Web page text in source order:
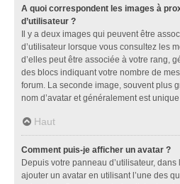
A quoi correspondent les images à
d’utilisateur ?
Il y a deux images qui peuvent être
d’utilisateur lorsque vous consultez les
d’elles peut être associée à votre rang,
des blocs indiquant votre nombre de
forum. La seconde image, souvent plus
nom d’avatar et généralement est
Haut
Comment puis-je afficher un avatar ?
Depuis votre panneau d’utilisateur,
ajouter un avatar en utilisant l’une des